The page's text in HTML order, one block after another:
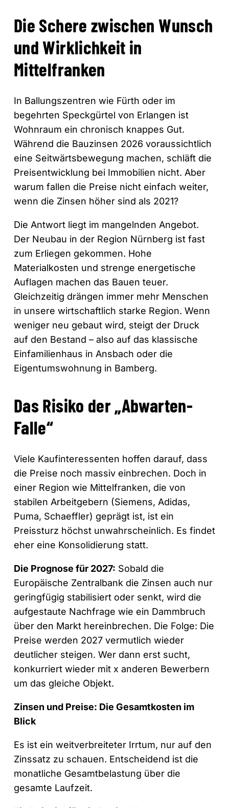
Die Schere zwischen Wunsch
und Wirklichkeit in
Mittelfranken
In Ballungszentren wie Fürth oder im
begehrten Speckgürtel von Erlangen ist
Wohnraum ein chronisch knappes Gut.
Während die Bauzinsen 2026 voraussichtlich
eine Seitwärtsbewegung machen, schläft die
Preisentwicklung bei Immobilien nicht. Aber
warum fallen die Preise nicht einfach weiter,
wenn die Zinsen höher sind als 2021?
Die Antwort liegt im mangelnden Angebot.
Der Neubau in der Region Nürnberg ist fast
zum Erliegen gekommen. Hohe
Materialkosten und strenge energetische
Auflagen machen das Bauen teuer.
Gleichzeitig drängen immer mehr Menschen
in unsere wirtschaftlich starke Region. Wenn
weniger neu gebaut wird, steigt der Druck
auf den Bestand – also auf das klassische
Einfamilienhaus in Ansbach oder die
Eigentumswohnung in Bamberg.
Das Risiko der „Abwarten-
Falle“
Viele Kaufinteressenten hoffen darauf, dass
die Preise noch massiv einbrechen. Doch in
einer Region wie Mittelfranken, die von
stabilen Arbeitgebern (Siemens, Adidas,
Puma, Schaeffler) geprägt ist, ist ein
Preissturz höchst unwahrscheinlich. Es findet
eher eine Konsolidierung statt.
Die Prognose für 2027: Sobald die
Europäische Zentralbank die Zinsen auch nur
geringfügig stabilisiert oder senkt, wird die
aufgestaute Nachfrage wie ein Dammbruch
über den Markt hereinbrechen. Die Folge: Die
Preise werden 2027 vermutlich wieder
deutlicher steigen. Wer dann erst sucht,
konkurriert wieder mit x anderen Bewerbern
um das gleiche Objekt.
Zinsen und Preise: Die Gesamtkosten im
Blick
Es ist ein weitverbreiteter Irrtum, nur auf den
Zinssatz zu schauen. Entscheidend ist die
monatliche Gesamtbelastung über die
gesamte Laufzeit.